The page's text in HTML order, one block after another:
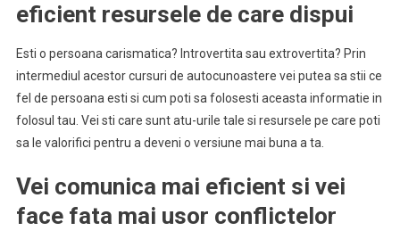
eficient resursele de care dispui
Esti o persoana carismatica? Introvertita sau extrovertita? Prin
intermediul acestor cursuri de autocunoastere vei putea sa stii ce
fel de persoana esti si cum poti sa folosesti aceasta informatie in
folosul tau. Vei sti care sunt atu-urile tale si resursele pe care poti
sa le valorifici pentru a deveni o versiune mai buna a ta.
Vei comunica mai eficient si vei
face fata mai usor conflictelor